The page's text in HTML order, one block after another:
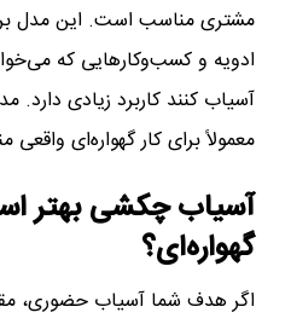
مشتری مناسب است. این مدل
ادویه و کسب‌وکارهایی که
آسیاب کنند کاربرد زیادی دارد.
معمولاً برای کار گهواره‌ای
آسیاب چکشی بهتر
گهواره‌ای؟
اگر هدف شما آسیاب حضوری،